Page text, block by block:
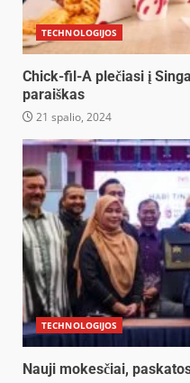
TECHNOLOGIJOS
Chick-fil-A plečiasi į
paraiškas
21 spalio, 2024
TECHNOLOGIJOS
Nauji mokesčiai,